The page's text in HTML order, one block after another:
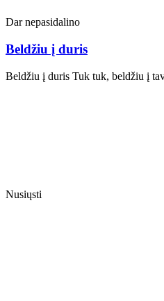
Dar nepasidalino
Beldžiu į duris
Beldžiu į duris Tuk tuk, beldžiu į
Nusiųsti